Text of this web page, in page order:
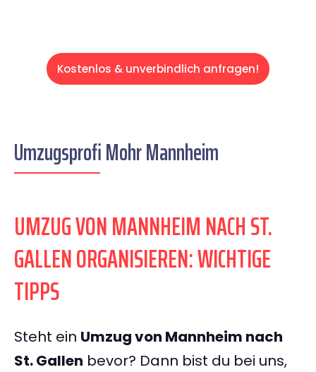
Kostenlos & unverbindlich anfragen!
Umzugsprofi Mohr Mannheim
UMZUG VON MANNHEIM NACH ST.
GALLEN ORGANISIEREN: WICHTIGE
TIPPS
Steht ein Umzug von Mannheim nach
St. Gallen bevor? Dann bist du bei uns,